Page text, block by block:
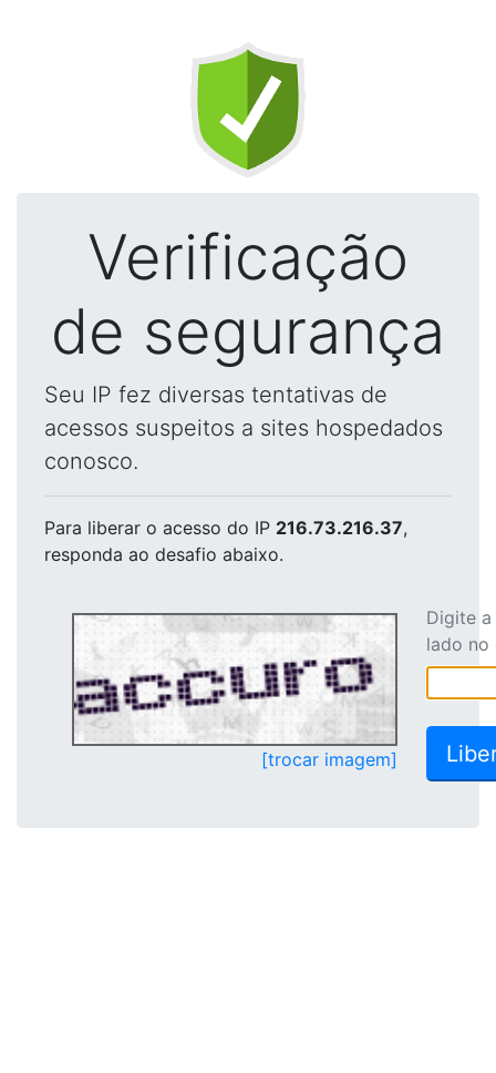
Verificação
de segurança
Seu IP fez diversas tentativas de
acessos suspeitos a sites hospedados
conosco.
Para liberar o acesso do IP 216.73.216.37,
responda ao desafio abaixo.
[trocar imagem]
Digite
lado no